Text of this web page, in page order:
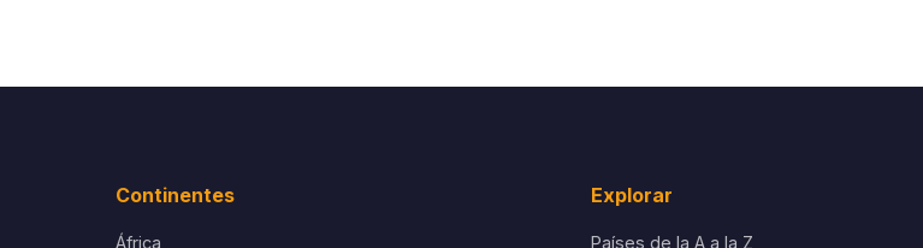
Continentes
África
Explorar
Países de la A a la Z